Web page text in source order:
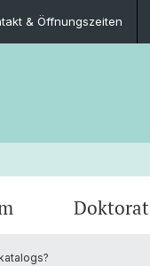
& Öffnungszeiten
Doktorat